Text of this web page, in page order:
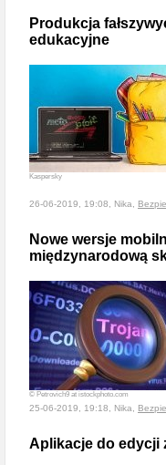
Produkcja
edukacyjne
Kaspersky
26-06-2019, 19:08, Nika,
Nowe wersje
międzynarodową
© Petrovich9 at istockphoto.com
25-06-2019, 19:18, Nika,
Aplikacje do edycji